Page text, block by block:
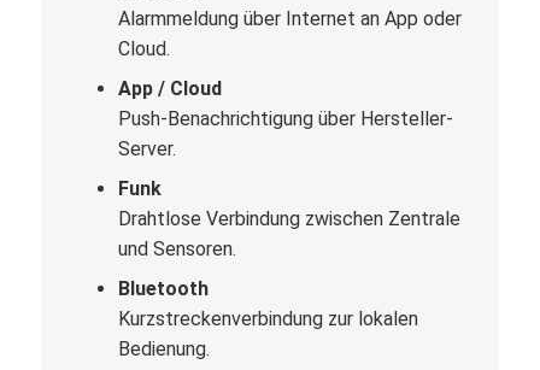
Alarmmeldung über Internet an App oder
Cloud.
App / Cloud
Push-Benachrichtigung über Hersteller-
Server.
Funk
Drahtlose Verbindung zwischen Zentrale
und Sensoren.
Bluetooth
Kurzstreckenverbindung zur lokalen
Bedienung.